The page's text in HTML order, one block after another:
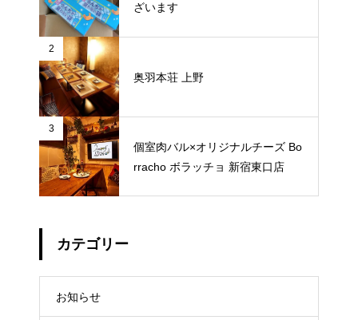
ざいます
2
奥羽本荘 上野
3
個室肉バル×オリジナルチーズ Bo
rracho ボラッチョ 新宿東口店
カテゴリー
お知らせ